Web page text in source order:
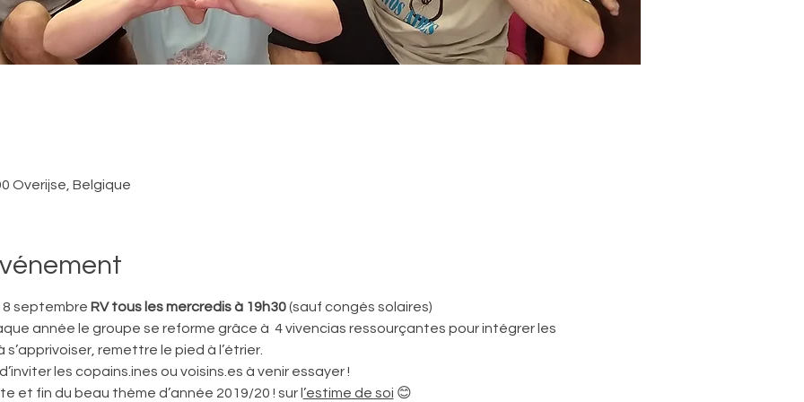
Overijse, Belgique
8 septembre RV tous les mercredis à 19h30 (sauf congés solaires)
année le groupe se reforme grâce à  4 vivencias ressourçantes pour intégrer les
remettre le pied à l’étrier.
les copains.ines ou voisins.es à venir essayer !
et fin du beau thème d’année 2019/20 ! sur l ’estime de soi 😊